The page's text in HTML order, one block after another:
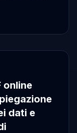
online
dati e